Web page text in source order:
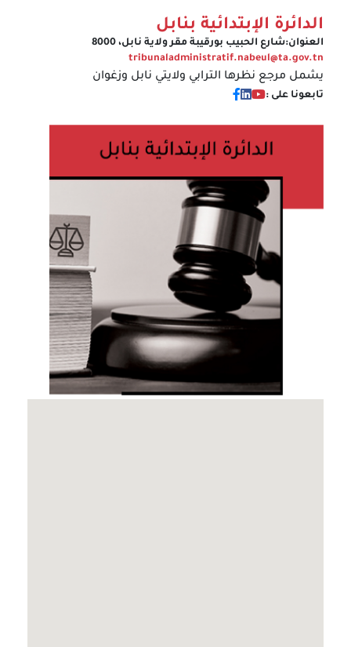
الدائرة الإبتدائية بنابل
العنوان:شارع الحبيب بورقيبة مقر ولاية نابل، 8000
tribunaladministratif.nabeul@ta.gov.tn
يشمل مرجع نظرها الترابي ولايتي نابل وزغوان
تابعونا على :